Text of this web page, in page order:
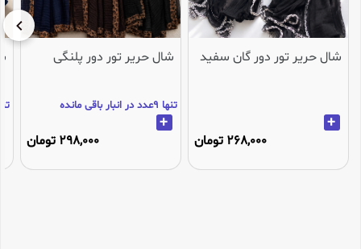
شال حریر تور دور گان سفید
+
268,000 تومان
شال حریر تور دور پلنگی
تنها 9عدد در انبار باقی مانده
+
298,000 تومان
تنها 3عدد